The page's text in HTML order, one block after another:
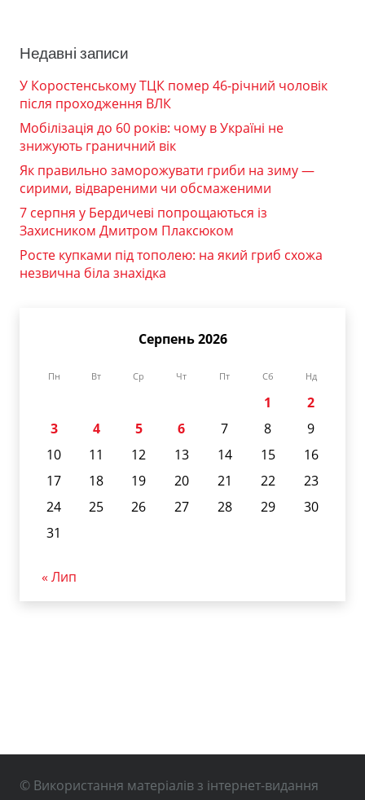
Недавні записи
У Коростенському ТЦК помер 46-річний чоловік
після проходження ВЛК
Мобілізація до 60 років: чому в Україні не
знижують граничний вік
Як правильно заморожувати гриби на зиму —
сирими, відвареними чи обсмаженими
7 серпня у Бердичеві попрощаються із
Захисником Дмитром Плаксюком
Росте купками під тополею: на який гриб схожа
незвична біла знахідка
Серпень 2026
Пн Вт Ср Чт Пт Сб Нд
1
2
3
4 5 6 7 8
9
10
11 12 13 14 15
16
17
18 19 20 21 22
23
24
25 26 27 28 29
30
31
« Лип
© Використання матеріалів з інтернет-видання